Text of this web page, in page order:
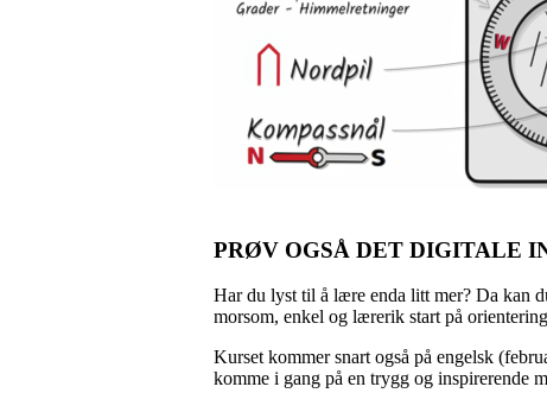
PRØV OGSÅ DET DIGITALE
Har du lyst til å lære enda litt mer? Da kan
morsom, enkel og lærerik start på
Kurset kommer snart også på engelsk
komme i gang på en trygg og inspirerende